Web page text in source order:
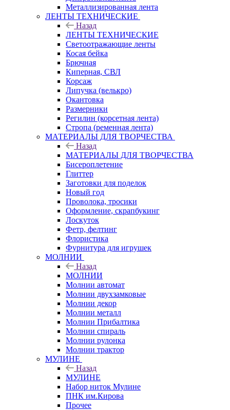
Металлизированная лента
ЛЕНТЫ ТЕХНИЧЕСКИЕ
Назад
ЛЕНТЫ ТЕХНИЧЕСКИЕ
Светоотражающие ленты
Косая бейка
Брючная
Киперная, СВЛ
Корсаж
Липучка (велькро)
Окантовка
Размерники
Регилин (корсетная лента)
Стропа (ременная лента)
МАТЕРИАЛЫ ДЛЯ ТВОРЧЕСТВА
Назад
МАТЕРИАЛЫ ДЛЯ ТВОРЧЕСТВА
Бисероплетение
Глиттер
Заготовки для поделок
Новый год
Проволока, тросики
Оформление, скрапбукинг
Лоскуток
Фетр, фелтинг
Флористика
Фурнитура для игрушек
МОЛНИИ
Назад
МОЛНИИ
Молнии автомат
Молнии двухзамковые
Молнии декор
Молнии металл
Молнии Прибалтика
Молнии спираль
Молнии рулонка
Молнии трактор
МУЛИНЕ
Назад
МУЛИНЕ
Набор ниток Мулине
ПНК им.Кирова
Прочее